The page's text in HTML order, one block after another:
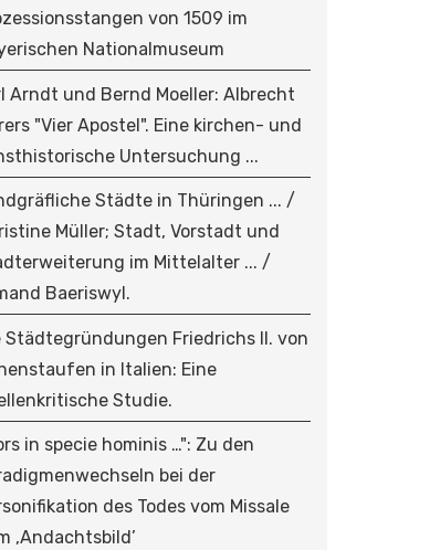
von 1509 im
Nationalmuseum
Arndt und Bernd Moeller: Albrecht
"Vier Apostel". Eine kirchen- und
Untersuchung ...
Städte in Thüringen ... /
Müller; Stadt, Vorstadt und
im Mittelalter ... /
Baeriswyl.
Städtegründungen Friedrichs II. von
in Italien: Eine
Studie.
in specie hominis …": Zu den
bei der
des Todes vom Missale
‚Andachtsbild’